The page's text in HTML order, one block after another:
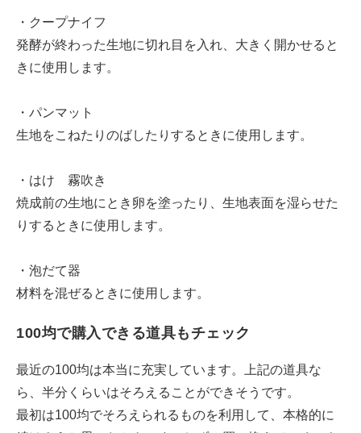
・クープナイフ
発酵が終わった生地に切れ目を入れ、大きく開かせると
きに使用します。
・パンマット
生地をこねたりのばしたりするときに使用します。
・はけ 霧吹き
焼成前の生地にとき卵を塗ったり、生地表面を湿らせた
りするときに使用します。
・泡だて器
材料を混ぜるときに使用します。
100均で購入できる道具もチェック
最近の100均は本当に充実しています。上記の道具な
ら、半分くらいはそろえることができそうです。
最初は100均でそろえられるものを利用して、本格的に